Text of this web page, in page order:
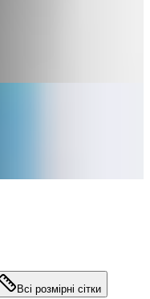
Всі розмірні сітки